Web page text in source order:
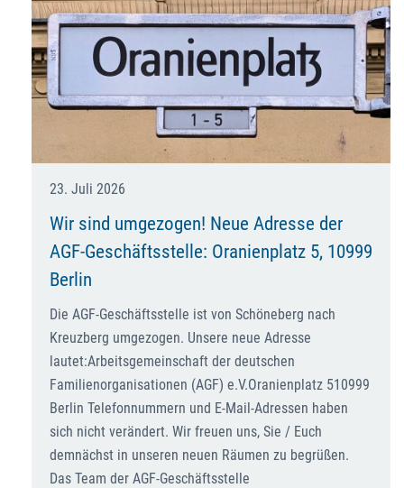
23. Juli 2026
Wir sind umgezogen! Neue Adresse der
AGF-Geschäftsstelle: Oranienplatz 5, 10999
Berlin
Die AGF-Geschäftsstelle ist von Schöneberg nach
Kreuzberg umgezogen. Unsere neue Adresse
lautet:Arbeitsgemeinschaft der deutschen
Familienorganisationen (AGF) e.V.Oranienplatz 510999
Berlin Telefonnummern und E-Mail-Adressen haben
sich nicht verändert. Wir freuen uns, Sie / Euch
demnächst in unseren neuen Räumen zu begrüßen.
Das Team der AGF-Geschäftsstelle